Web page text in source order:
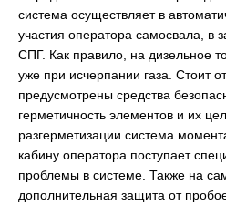
система осуществляет в
участия оператора самосвала, в
СПГ. Как правило, на дизельное
уже при исчерпании газа. Стоит
предусмотрены средства
герметичность элементов и их
разгерметизации система
кабину оператора поступает
проблемы в системе. Также на
дополнительная защита от